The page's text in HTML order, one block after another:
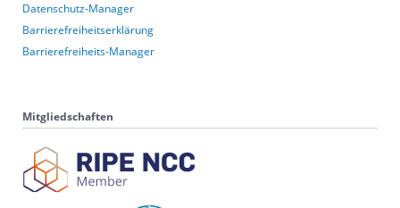
Datenschutz-Manager
Barrierefreiheitserklärung
Barrierefreiheits-Manager
Mitgliedschaften